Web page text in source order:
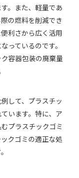
。また、軽量であ
の燃料を削減でき
利さから広く活用
っているのです。
容器包装の廃棄量
して、プラスチッ
います。特に、ア
プラスチックゴミ
クゴミの適正な処